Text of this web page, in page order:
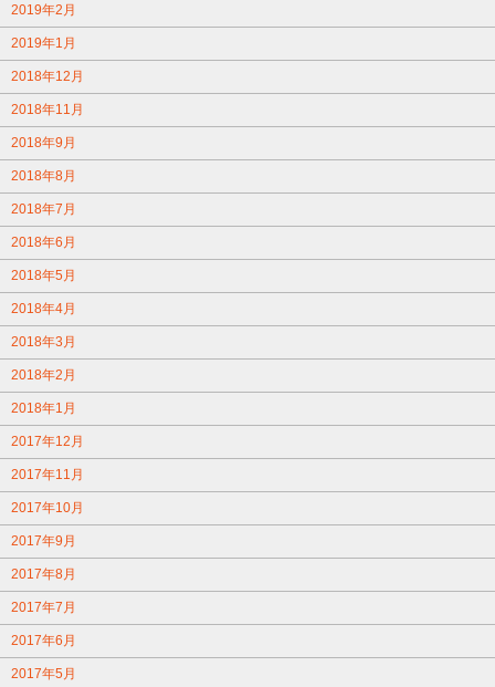
2019年2月
2019年1月
2018年12月
2018年11月
2018年9月
2018年8月
2018年7月
2018年6月
2018年5月
2018年4月
2018年3月
2018年2月
2018年1月
2017年12月
2017年11月
2017年10月
2017年9月
2017年8月
2017年7月
2017年6月
2017年5月